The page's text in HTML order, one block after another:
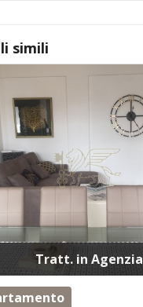
simili
Tratt. in Agenzia